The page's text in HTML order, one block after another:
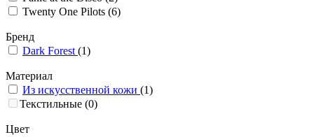
Twenty One Pilots (6)
Бренд
Dark Forest(1)
Материал
Из искусственной кожи (1)
Текстильные (0)
Цвет